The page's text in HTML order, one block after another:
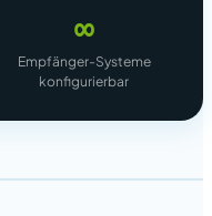
∞
Empfänger-Systeme
konfigurierbar